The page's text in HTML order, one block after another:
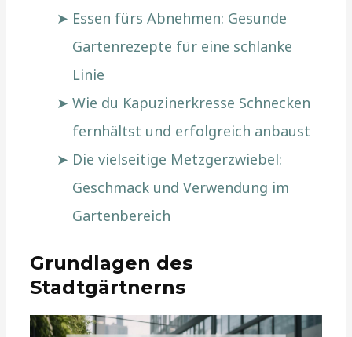
Essen fürs Abnehmen: Gesunde
Gartenrezepte für eine schlanke
Linie
Wie du Kapuzinerkresse Schnecken
fernhältst und erfolgreich anbaust
Die vielseitige Metzgerzwiebel:
Geschmack und Verwendung im
Gartenbereich
Grundlagen des
Stadtgärtnerns